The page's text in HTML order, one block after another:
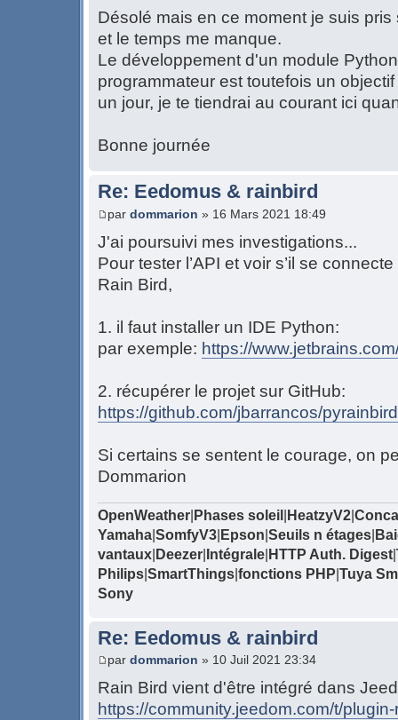
Désolé mais en ce moment je suis
et le temps me manque.
Le développement d'un module
programmateur est toutefois un
un jour, je te tiendrai au courant ici
Bonne journée
Re: Eedomus & rainbird
par dommarion » 16 Mars 2021 18:49
J'ai poursuivi mes investigations...
Pour tester l’API et voir s’il se
Rain Bird,
1. il faut installer un IDE Python:
par exemple: https://
2. récupérer le projet sur GitHub:
https://github.com/jbarrancos/pyrainbird
Si certains se sentent le courage, on
Dommarion
OpenWeather Phases soleil HeatzyV2
Yamaha SomfyV3 Epson Seuils n étages
vantaux Deezer Intégrale HTTP Auth. Digest
Philips SmartThings fonctions PHP Tuya
Sony
Re: Eedomus & rainbird
par dommarion » 10 Juil 2021 23:34
Rain Bird vient d'être intégré dans
https://community.jeedom.com/t/